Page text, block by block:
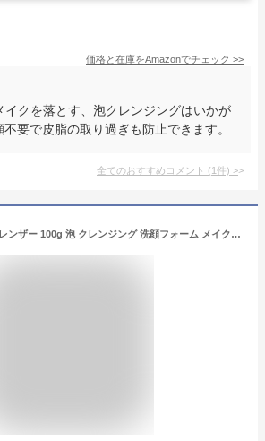
価格と在庫をAmazonでチェック >>
イクを落とす、泡クレンジングはいかが
要で皮脂の取り過ぎも防止できます。
全てのおすすめコメント (1件) >
バブルマスククレンザー 100g 泡 クレンジング 洗顔フォーム メイク落とし w洗顔不要 韓国コスメ CICA シカ ビタミンC 毛穴 黒ずみ 角栓 ケア 保湿 敏感肌 乾燥肌 無添加 泡パック 美容液 スキンケア 韓国